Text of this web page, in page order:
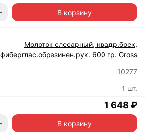
В корзину
Молоток слесарный, квадр.боек,
фиберглас.обрезинен.рук. 600 гр. Gross
10277
1 шт.
1 648 ₽
В корзину